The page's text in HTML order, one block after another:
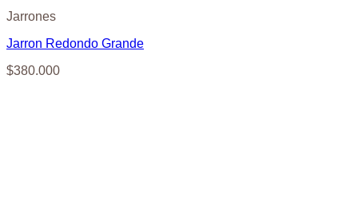
Jarrones
Jarron Redondo Grande
$380.000